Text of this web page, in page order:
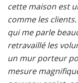
cette maison est
comme les
qui me parle
retravaillé les
un mur porteur
mesure